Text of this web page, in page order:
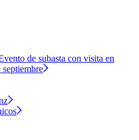
de subasta con visita en